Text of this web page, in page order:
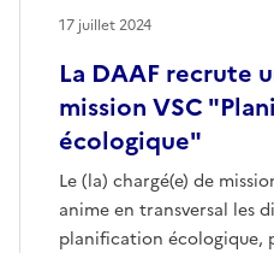
La DAAF recrute
mission VSC
écologique"
Le (la) chargé(e) de
anime en transversal les
planification écologique,
17 juillet 2024